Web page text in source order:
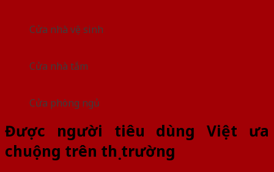
Cửa nhà vệ sinh
Cửa nhà tắm
Cửa phòng ngủ
Được người tiêu dùng Việt ưa
chuộng trên thị trường